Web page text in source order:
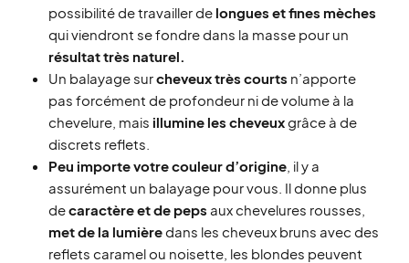
possibilité de travailler de longues et fines mèches
qui viendront se fondre dans la masse pour un
résultat très naturel.
Un balayage surcheveux très courts n’apporte
pas forcément de profondeur ni de volume à la
chevelure, mais illumine les cheveuxgrâce à de
discrets reflets.
Peu importe votre couleur d’origine, il y a
assurément un balayage pour vous. Il donne plus
decaractère et de peps aux chevelures rousses,
met de la lumièredans les cheveux bruns avec des
reflets caramel ou noisette, les blondes peuvent